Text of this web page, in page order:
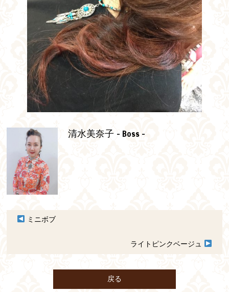
清水美奈子 - Boss -
ミニボブ
ライトピンクベージュ
戻る